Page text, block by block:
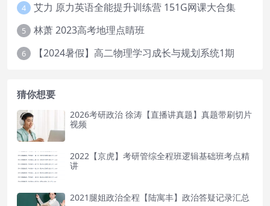
4 艾力 原力英语全能提升训练营 151G网课大合集
5 林萧 2023高考地理点睛班
6 【2024暑假】高二物理学习成长与规划系统1期
猜你想要
2026考研政治 徐涛【直播讲真题】真题带刷切片
视频
2022【京虎】考研管综全程班逻辑基础班考点精
讲
2021腿姐政治全程【陆寓丰】政治答疑记录汇总